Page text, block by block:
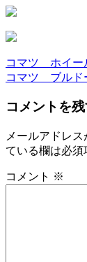
投
稿
ナ
ビ
ゲ
ー
コマツ ホイー
コマツ ブル
コメントを
メールアドレ
ている欄は必須
コメント ※